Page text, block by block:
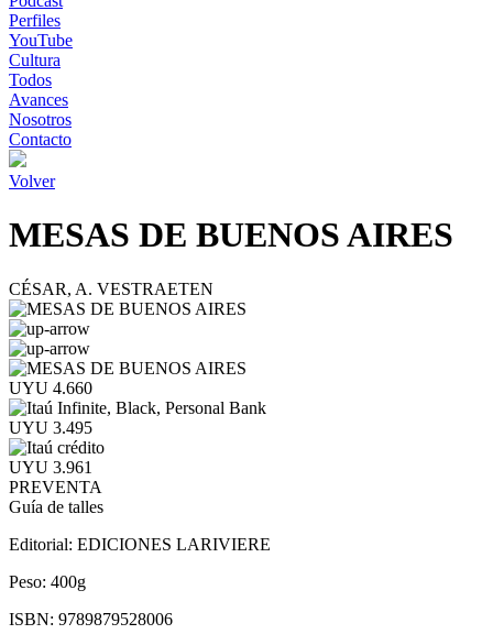
Perfiles
YouTube
Cultura
Todos
Avances
Nosotros
Contacto
Volver
MESAS DE BUENOS AIRES
CÉSAR, A. VESTRAETEN
UYU 4.660
UYU 3.495
UYU 3.961
PREVENTA
Guía de talles
Editorial: EDICIONES LARIVIERE
Peso: 400g
ISBN: 9789879528006